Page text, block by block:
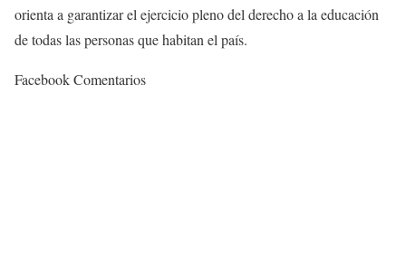
orienta a garantizar el ejercicio pleno del derecho a la educación
de todas las personas que habitan el país.
Facebook Comentarios